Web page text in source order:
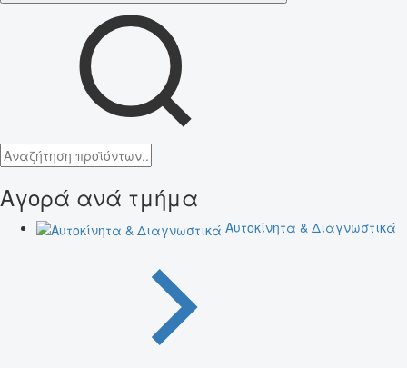
Αγορά ανά τμήμα
Αυτοκίνητα & Διαγνωστικά